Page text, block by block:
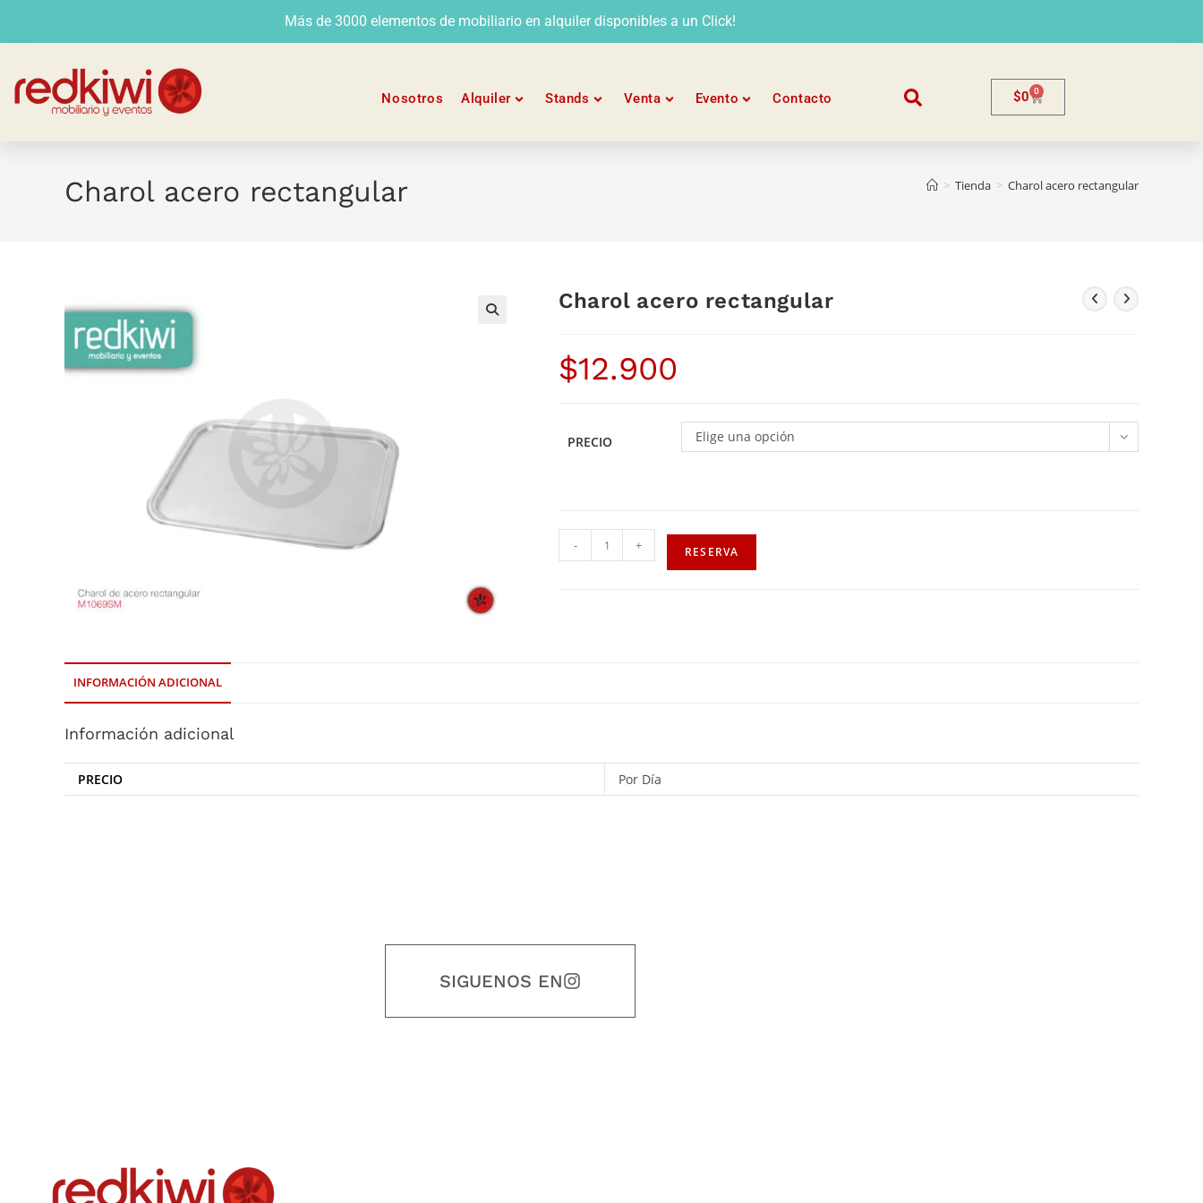
Más de 3000 elementos de mobiliario en alquiler disponibles a un Click!
Nosotros Alquiler Stands Venta Evento Contacto $0 0
Charol acero rectangular > Tienda > Charol acero rectangular
Charol acero rectangular
$12.900
PRECIO Elige una opción
- + RESERVA
INFORMACIÓN ADICIONAL
Información adicional
PRECIO Por Día
SIGUENOS EN